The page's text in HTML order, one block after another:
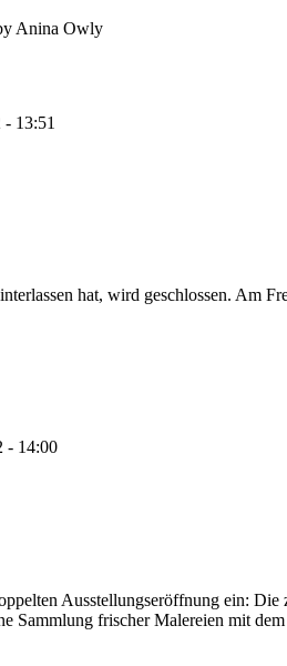
Anina Owly
- 13:51
hat, wird geschlossen. Am
- 14:00
Ausstellungseröffnung ein:
Sammlung frischer Malereien mit